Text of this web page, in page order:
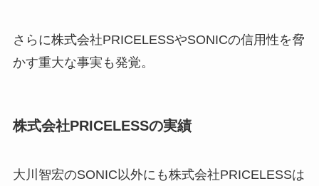
さらに株式会社PRICELESSやSONICの信用性を脅
かす重大な事実も発覚。
株式会社PRICELESSの実績
大川智宏のSONIC以外にも株式会社PRICELESSは